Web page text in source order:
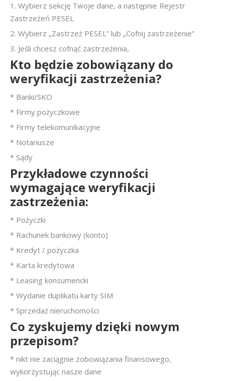
1. Wybierz sekcję Twoje dane, a następnie Rejestr
Zastrzeżeń PESEL
2. Wybierz „Zastrzeż PESEL” lub „Cofnij zastrzeżenie”
3. Jeśli chcesz cofnąć zastrzeżenia,
Kto będzie zobowiązany do
weryfikacji zastrzeżenia?
* Banki/SKO
* Firmy pożyczkowe
* Firmy telekomunikacyjne
* Notariusze
* Sądy
Przykładowe czynności
wymagające weryfikacji
zastrzeżenia:
* Pożyczki
* Rachunek bankowy (konto)
* Kredyt / pożyczka
* Karta kredytowa
* Leasing konsumencki
* Wydanie duplikatu karty SIM
* Sprzedaż nieruchomości
Co zyskujemy dzięki nowym
przepisom?
* nikt nie zaciągnie zobowiązania finansowego,
wykorzystując nasze dane